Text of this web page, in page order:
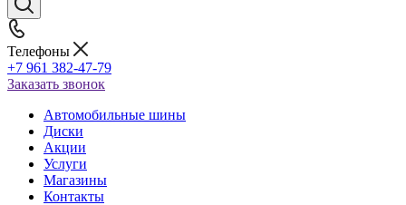
Телефоны
+7 961 382-47-79
Заказать звонок
Автомобильные шины
Диски
Акции
Услуги
Магазины
Контакты